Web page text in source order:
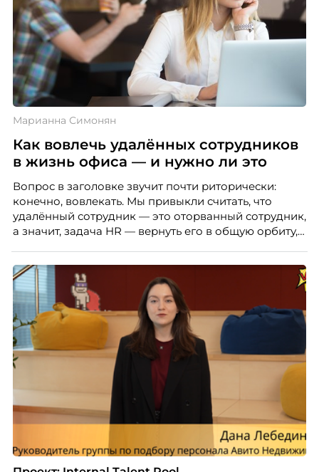
Марианна Симонян
Как вовлечь удалённых сотрудников
в жизнь офиса — и нужно ли это
Вопрос в заголовке звучит почти риторически:
конечно, вовлекать. Мы привыкли считать, что
удалённый сотрудник — это оторванный сотрудник,
а значит, задача HR — вернуть его в общую орбиту,
вовлечения, стоит остановиться на неудобном
факте: данные говорят ровно обратное тому, что
подсказывает интуиция. Автор свежего выпуска
Марианна Симонян — HR Tech лидер, эксперт по
People Analytics, приглашённый лектор НИУ ВШЭ и
МИФИ, автор книги «Дао женской карьеры».